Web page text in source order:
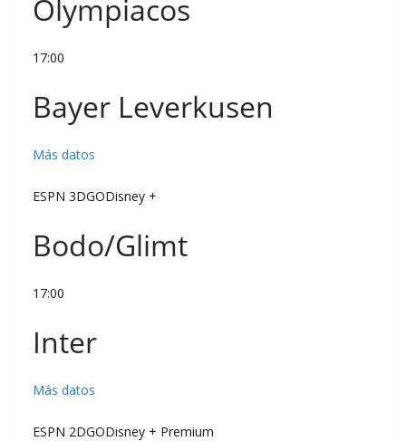
Olympiacos
17:00
Bayer Leverkusen
Más datos
ESPN 3DGODisney +
Bodo/Glimt
17:00
Inter
Más datos
ESPN 2DGODisney + Premium